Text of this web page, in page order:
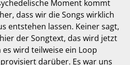
Moment kommt
dass wir die Songs wirklich
entstehen lassen. Keiner sagt,
der Songtext, das wird jetzt
wird teilweise ein Loop
darüber. Es war uns